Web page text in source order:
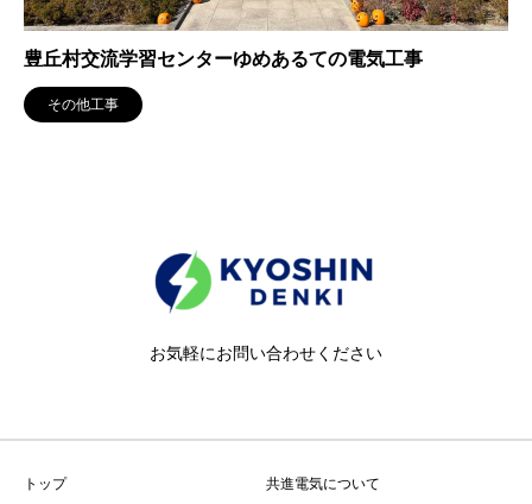
豊丘村交流学習センターゆめあるての電気工事
その他工事
お気軽にお問い合わせください
トップ 共進電気について